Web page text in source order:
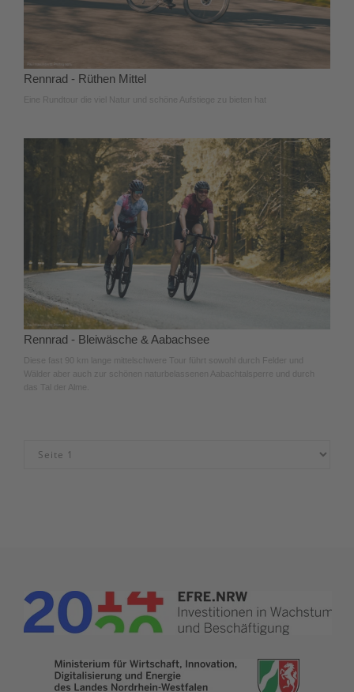
Rennrad - Rüthen Mittel
Eine Rundtour die viel Natur und schöne Aufstiege zu bieten hat
Rennrad - Bleiwäsche & Aabachsee
Diese fast 90 km lange mittelschwere Tour führt sowohl durch Felder und
Wälder aber auch zur schönen naturbelassenen Aabachtalsperre und durch
das Tal der Alme.